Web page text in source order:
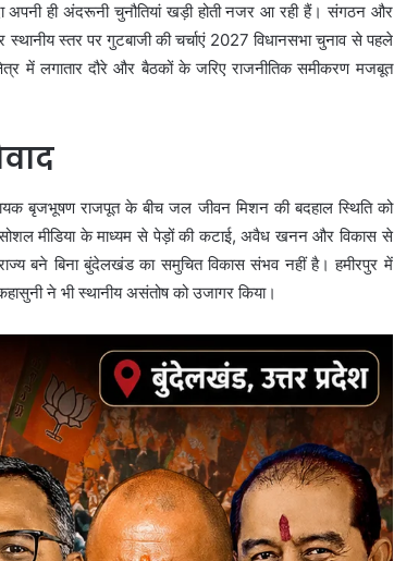
अपनी ही अंदरूनी चुनौतियां खड़ी होती नजर आ रही हैं। संगठन और
स्तर पर गुटबाजी की चर्चाएं 2027 विधानसभा चुनाव से पहले
में लगातार दौरे और बैठकों के जरिए राजनीतिक समीकरण मजबूत
बृजभूषण राजपूत के बीच जल जीवन मिशन की बदहाल स्थिति को
मीडिया के माध्यम से पेड़ों की कटाई, अवैध खनन और विकास से
बने बिना बुंदेलखंड का समुचित विकास संभव नहीं है। हमीरपुर में
ने भी स्थानीय असंतोष को उजागर किया।